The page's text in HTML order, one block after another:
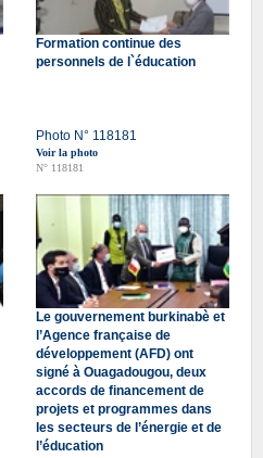
Formation continue des
personnels de l`éducation
Photo N° 118181
Voir la photo
N° 118181
Le gouvernement burkinabè et
l’Agence française de
développement (AFD) ont
signé à Ouagadougou, deux
accords de financement de
projets et programmes dans
les secteurs de l’énergie et de
l’éducation